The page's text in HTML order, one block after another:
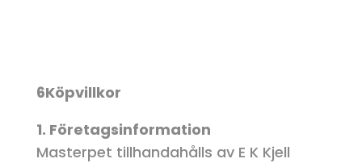
6Köpvillkor
1. Företagsinformation
Masterpet tillhandahålls av E K Kjell